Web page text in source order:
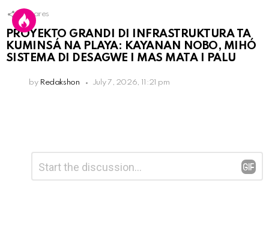
Shares
PROYEKTO GRANDI DI INFRASTRUKTURA TA
KUMINSÁ NA PLAYA: KAYANAN NOBO, MIHÓ
SISTEMA DI DESAGWE I MAS MATA I PALU
by Redakshon July 7, 2026, 11:21 pm
Reply